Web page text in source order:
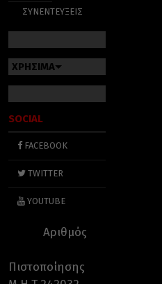
ΣΥΝΕΝΤΕΥΞΕΙΣ
ΧΡΗΣΙΜΑ
SOCIAL
FACEBOOK
TWITTER
YOUTUBE
Αριθμός
Πιστοποίησης